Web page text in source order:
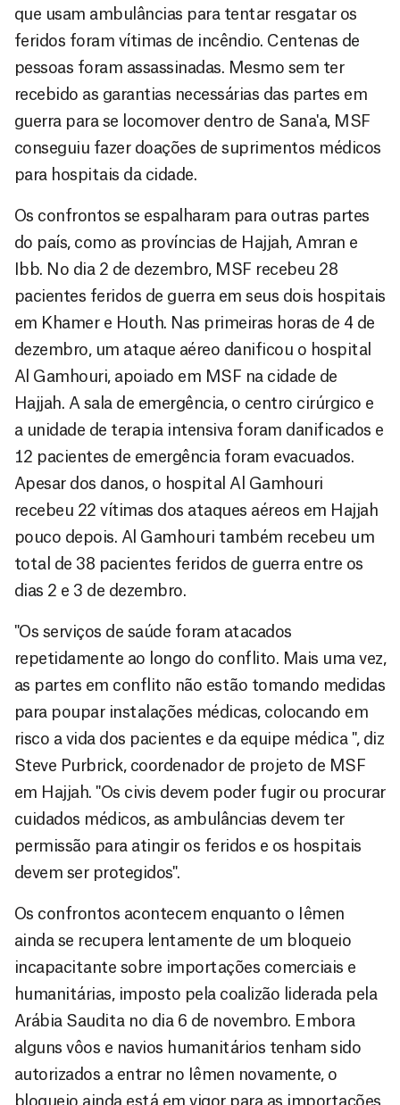
que usam ambulâncias para tentar resgatar os
feridos foram vítimas de incêndio. Centenas de
pessoas foram assassinadas. Mesmo sem ter
recebido as garantias necessárias das partes em
guerra para se locomover dentro de Sana'a, MSF
conseguiu fazer doações de suprimentos médicos
para hospitais da cidade.
Os confrontos se espalharam para outras partes
do país, como as províncias de Hajjah, Amran e
Ibb. No dia 2 de dezembro, MSF recebeu 28
pacientes feridos de guerra em seus dois hospitais
em Khamer e Houth. Nas primeiras horas de 4 de
dezembro, um ataque aéreo danificou o hospital
Al Gamhouri, apoiado em MSF na cidade de
Hajjah. A sala de emergência, o centro cirúrgico e
a unidade de terapia intensiva foram danificados e
12 pacientes de emergência foram evacuados.
Apesar dos danos, o hospital Al Gamhouri
recebeu 22 vítimas dos ataques aéreos em Hajjah
pouco depois. Al Gamhouri também recebeu um
total de 38 pacientes feridos de guerra entre os
dias 2 e 3 de dezembro.
"Os serviços de saúde foram atacados
repetidamente ao longo do conflito. Mais uma vez,
as partes em conflito não estão tomando medidas
para poupar instalações médicas, colocando em
risco a vida dos pacientes e da equipe médica ", diz
Steve Purbrick, coordenador de projeto de MSF
em Hajjah. "Os civis devem poder fugir ou procurar
cuidados médicos, as ambulâncias devem ter
permissão para atingir os feridos e os hospitais
devem ser protegidos".
Os confrontos acontecem enquanto o Iêmen
ainda se recupera lentamente de um bloqueio
incapacitante sobre importações comerciais e
humanitárias, imposto pela coalizão liderada pela
Arábia Saudita no dia 6 de novembro. Embora
alguns vôos e navios humanitários tenham sido
autorizados a entrar no Iêmen novamente, o
bloqueio ainda está em vigor para as importações